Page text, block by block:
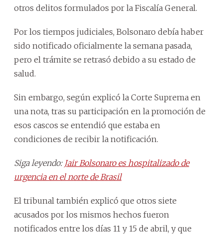
otros delitos formulados por la Fiscalía General.
Por los tiempos judiciales, Bolsonaro debía haber
sido notificado oficialmente la semana pasada,
pero el trámite se retrasó debido a su estado de
salud.
Sin embargo, según explicó la Corte Suprema en
una nota, tras su participación en la promoción de
esos cascos se entendió que estaba en
condiciones de recibir la notificación.
Siga leyendo: Jair Bolsonaro es hospitalizado de
urgencia en el norte de Brasil
El tribunal también explicó que otros siete
acusados por los mismos hechos fueron
notificados entre los días 11 y 15 de abril, y que